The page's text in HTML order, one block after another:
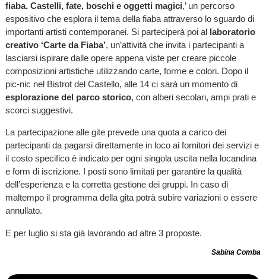
fiaba. Castelli, fate, boschi e oggetti magici,’ un percorso
espositivo che esplora il tema della fiaba attraverso lo sguardo di
importanti artisti contemporanei. Si parteciperà poi al laboratorio
creativo ‘Carte da Fiaba’, un’attività che invita i partecipanti a
lasciarsi ispirare dalle opere appena viste per creare piccole
composizioni artistiche utilizzando carte, forme e colori. Dopo il
pic-nic nel Bistrot del Castello, alle 14 ci sarà un momento di
esplorazione del parco storico, con alberi secolari, ampi prati e
scorci suggestivi.
La partecipazione alle gite prevede una quota a carico dei
partecipanti da pagarsi direttamente in loco ai fornitori dei servizi e
il costo specifico è indicato per ogni singola uscita nella locandina
e form di iscrizione. I posti sono limitati per garantire la qualità
dell’esperienza e la corretta gestione dei gruppi. In caso di
maltempo il programma della gita potrà subire variazioni o essere
annullato.
E per luglio si sta già lavorando ad altre 3 proposte.
Sabina Comba